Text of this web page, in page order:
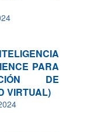
PARA
DE
VIRTUAL)